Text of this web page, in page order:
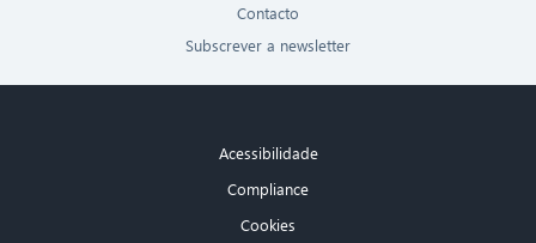
Contacto
Subscrever a newsletter
Acessibilidade
Compliance
Cookies